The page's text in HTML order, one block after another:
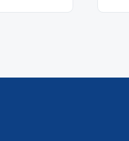
©︎2026 creative